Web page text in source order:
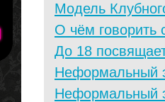
Модель
О чём говорить
До 18
Неформальный
Неформальный